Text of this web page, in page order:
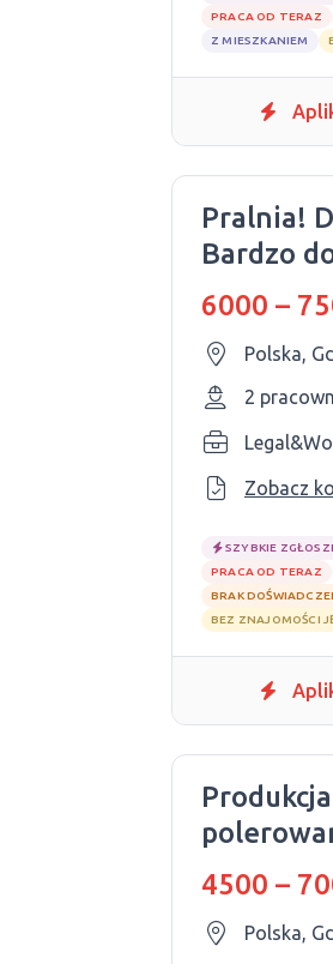
PRACA OD TERAZ
Z MIESZKANIEM
Pralnia!
Bardzo
6000 –
Polska,
2
Zobacz
SZYBKIE
PRACA OD TERAZ
BRAK
BEZ ZNAJOMOŚCI
4500 –
Polska,